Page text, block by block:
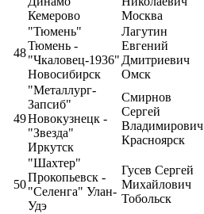
Кемерово
Москва
48
"Тюмень"
Тюмень -
"Чкаловец-1936"
Новосибирск
Лагутин
Евгений
Дмитриевич
Омск
49
"Металлург-
Запсиб"
Новокузнецк -
"Звезда"
Иркутск
Смирнов
Сергей
Владимирович
Красноярск
50
"Шахтер"
Прокопьевск -
"Селенга" Улан-
Удэ
Гусев Сергей
Михайлович
Тобольск